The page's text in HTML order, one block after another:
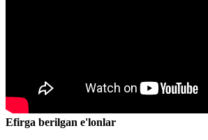
Efirga berilgan e'lonlar